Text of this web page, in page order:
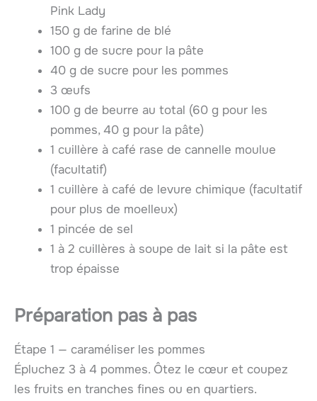
Pink Lady
150 g de farine de blé
100 g de sucre pour la pâte
40 g de sucre pour les pommes
3 œufs
100 g de beurre au total (60 g pour les
pommes, 40 g pour la pâte)
1 cuillère à café rase de cannelle moulue
(facultatif)
1 cuillère à café de levure chimique (facultatif
pour plus de moelleux)
1 pincée de sel
1 à 2 cuillères à soupe de lait si la pâte est
trop épaisse
Préparation pas à pas
Étape 1 — caraméliser les pommes
Épluchez 3 à 4 pommes. Ôtez le cœur et coupez
les fruits en tranches fines ou en quartiers.